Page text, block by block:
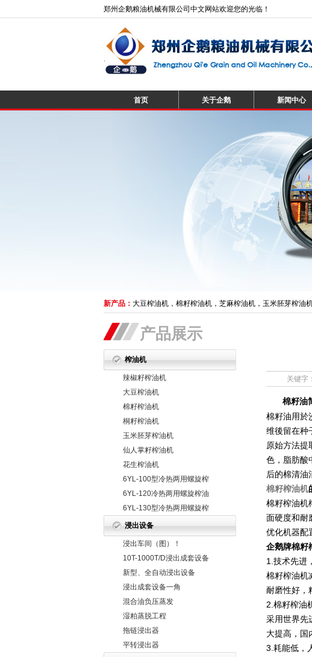
郑州企鹅粮油机械有限公司中文网站欢迎您的光临！
首页 关于企鹅 新闻中心
新产品： 大豆榨油机，棉籽榨油机，芝麻榨油机，玉米胚芽榨油
产品展示
榨油机
辣椒籽榨油机
大豆榨油机
棉籽榨油机
桐籽榨油机
玉米胚芽榨油机
仙人掌籽榨油机
花生榨油机
6YL-100型冷热两用螺旋榨
6YL-120冷热两用螺旋榨油
6YL-130型冷热两用螺旋榨
油机
浸出设备
浸出车间（图）！
10T-1000T/D浸出成套设备
新型、全自动浸出设备
浸出成套设备一角
混合油负压蒸发
湿粕蒸脱工程
拖链浸出器
平转浸出器
关键字
棉籽油
棉籽油用於
维後留在种
原始方法提
色，脂肪酸
后的棉清油
棉籽榨油机
棉籽榨油机
面硬度和耐
优化机器配
企鹅牌棉籽
1.技术先进
棉籽榨油机
耐磨性好，
2.棉籽榨油
采用世界先
大提高，国
3.耗能低，